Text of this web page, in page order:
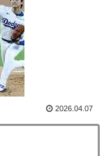
建築技術の高さに
言葉を失う‥」
本代表、W杯ポッ
64」なら追い風
！【海外の反
日本の普通のテ
2026.04.07